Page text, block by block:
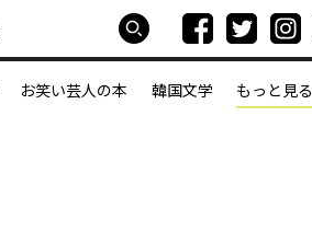
お笑い芸人の本 韓国文学 もっと見る